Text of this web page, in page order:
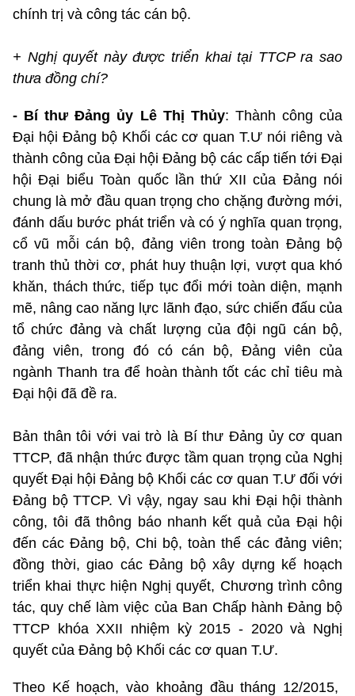
chính trị và công tác cán bộ.
+ Nghị quyết này được triển khai tại TTCP ra sao
thưa đồng chí?
- Bí thư Đảng ủy Lê Thị Thủy: Thành công của
Đại hội Đảng bộ Khối các cơ quan T.Ư nói riêng và
thành công của Đại hội Đảng bộ các cấp tiến tới Đại
hội Đại biểu Toàn quốc lần thứ XII của Đảng nói
chung là mở đầu quan trọng cho chặng đường mới,
đánh dấu bước phát triển và có ý nghĩa quan trọng,
cổ vũ mỗi cán bộ, đảng viên trong toàn Đảng bộ
tranh thủ thời cơ, phát huy thuận lợi, vượt qua khó
khăn, thách thức, tiếp tục đổi mới toàn diện, mạnh
mẽ, nâng cao năng lực lãnh đạo, sức chiến đấu của
tổ chức đảng và chất lượng của đội ngũ cán bộ,
đảng viên, trong đó có cán bộ, Đảng viên của
ngành Thanh tra để hoàn thành tốt các chỉ tiêu mà
Đại hội đã đề ra.
Bản thân tôi với vai trò là Bí thư Đảng ủy cơ quan
TTCP, đã nhận thức được tầm quan trọng của Nghị
quyết Đại hội Đảng bộ Khối các cơ quan T.Ư đối với
Đảng bộ TTCP. Vì vậy, ngay sau khi Đại hội thành
công, tôi đã thông báo nhanh kết quả của Đại hội
đến các Đảng bộ, Chi bộ, toàn thể các đảng viên;
đồng thời, giao các Đảng bộ xây dựng kế hoạch
triển khai thực hiện Nghị quyết, Chương trình công
tác, quy chế làm việc của Ban Chấp hành Đảng bộ
TTCP khóa XXII nhiệm kỳ 2015 - 2020 và Nghị
quyết của Đảng bộ Khối các cơ quan T.Ư.
Theo Kế hoạch, vào khoảng đầu tháng 12/2015,